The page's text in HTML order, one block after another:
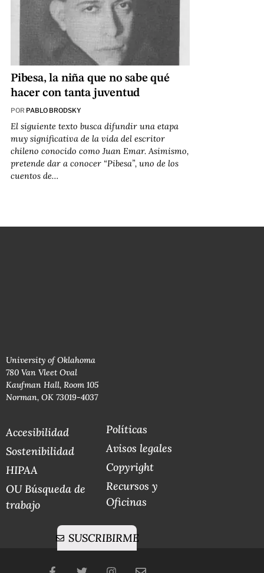
Pibesa, la niña que no sabe qué
hacer con tanta juventud
POR PABLO BRODSKY
El siguiente texto busca difundir una etapa
muy significativa de la vida del escritor
chileno conocido como Juan Emar. Asimismo,
pretende dar a conocer “Pibesa”, uno de los
cuentos de…
University of Oklahoma
780 Van Vleet Oval
Kaufman Hall, Room 105
Norman, OK 73019-4037
Accesibilidad
Sostenibilidad
HIPAA
OU Búsqueda de
trabajo
Políticas
Avisos legales
Copyright
Recursos y
Oficinas
SUSCRIBIRME